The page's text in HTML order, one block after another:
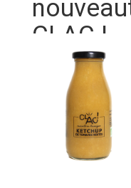
CLAC !
En effet ce n’est pas
l’on vous dévoile dès